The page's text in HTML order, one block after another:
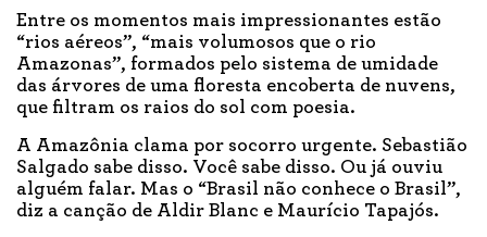
Entre os momentos mais impressionantes estão
“rios aéreos”, “mais volumosos que o rio
Amazonas”, formados pelo sistema de umidade
das árvores de uma floresta encoberta de nuvens,
que filtram os raios do sol com poesia.
A Amazônia clama por socorro urgente. Sebastião
Salgado sabe disso. Você sabe disso. Ou já ouviu
alguém falar. Mas o “Brasil não conhece o Brasil”,
diz a canção de Aldir Blanc e Maurício Tapajós.